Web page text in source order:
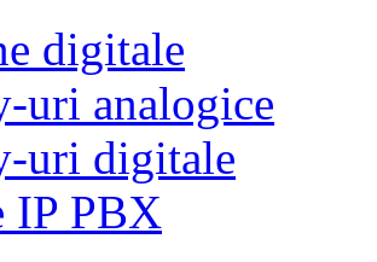
digitale
uri analogice
uri digitale
IP PBX